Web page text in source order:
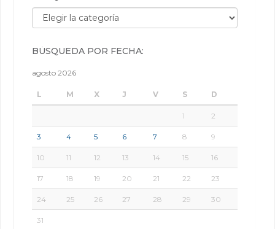
Búsqueda por categorías:
BÚSQUEDA POR FECHA:
agosto 2026
L M X J V S D
1 2
3 4 5 6 7 8 9
10 11 12 13 14 15 16
17 18 19 20 21 22 23
24 25 26 27 28 29 30
31